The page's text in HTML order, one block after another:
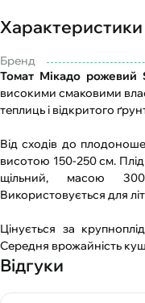
Характеристики
Бренд
Томат Мікадо рожевий
високими смаковими
теплиць і відкритого
Від сходів до
висотою 150-250 см.
щільний, масою
Використовується для
Цінується за
Середня врожайність
Відгуки